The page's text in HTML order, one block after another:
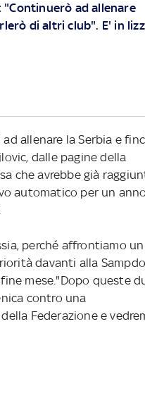
"Continuerò ad allenare
di altri club". E' in
allenare la Serbia e
dalle pagine della
che avrebbe già
automatico per un
perché affrontiamo un
davanti alla
mese."Dopo queste
contro una
Federazione e